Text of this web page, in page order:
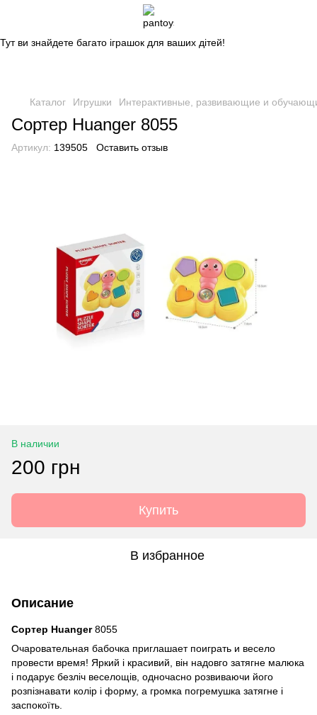
Магазин дитячих іграшок
Тут ви знайдете багато іграшок для ваших дітей!
Каталог Игрушки Интерактивные, развивающие и
Сортер Huanger 8055
Артикул: 139505 Оставить отзыв
В наличии
200 грн
Купить
В избранное
Описание
Сортер Huanger8055
Очаровательная бабочка приглашает поиграть и весело
провести время! Яркий і красивий, він надовго затягне малюка
і подарує безліч веселощів, одночасно розвиваючи його
розпізнавати колір і форму, а громка погремушка затягне і
заспокоїть.